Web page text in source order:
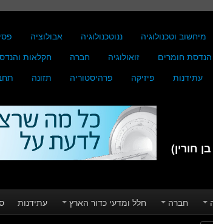
מיחשוב וטכנולוגיה ננוטכנולוגיה אבולוציה
הנדסת חומרים זואולוגיה חברה חקלאות
עתידנות
פיזיקה פרהיסטוריה תזונה
חורין)
חברה חלל ומדעי כדור הארץ עתידנות